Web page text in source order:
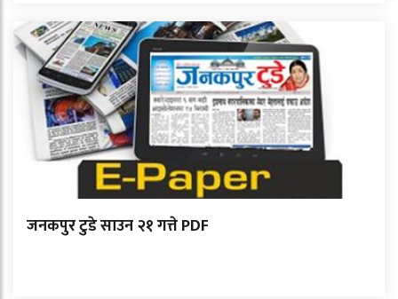
जनकपुर टुडे साउन २१ गत्ते PDF